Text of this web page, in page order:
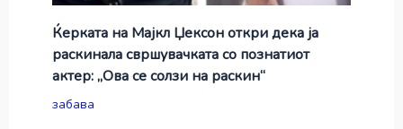
Ќерката на Мајкл Џексон откри дека ја
раскинала свршувачката со познатиот
актер: „Ова се солзи на раскин“
забава